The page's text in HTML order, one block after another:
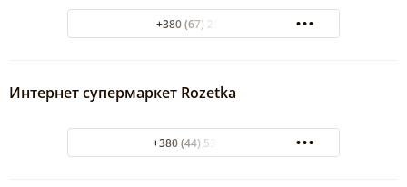
+380 (67) 2533866
Интернет супермаркет Rozetka
+380 (44) 537-02-22